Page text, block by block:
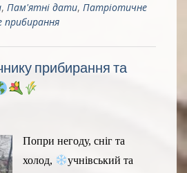
, Пам'ятні дати, Патріотичне
прибирання
прибирання та
Попри негоду, сніг та
холод,
учнівський та